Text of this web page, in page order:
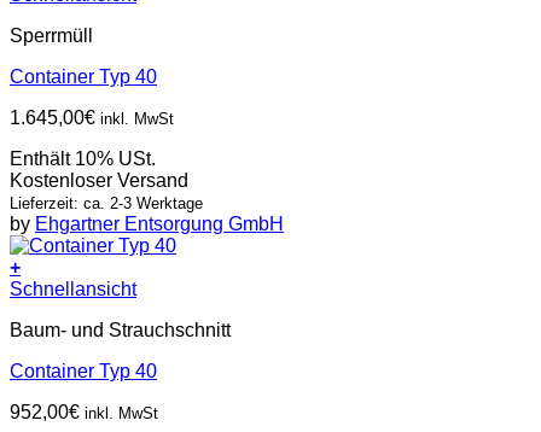
Sperrmüll
Container Typ 40
1.645,00€ inkl. MwSt
Enthält 10% USt.
Kostenloser Versand
Lieferzeit: ca. 2-3 Werktage
by Ehgartner Entsorgung GmbH
+
Schnellansicht
Baum- und Strauchschnitt
Container Typ 40
952,00€ inkl. MwSt